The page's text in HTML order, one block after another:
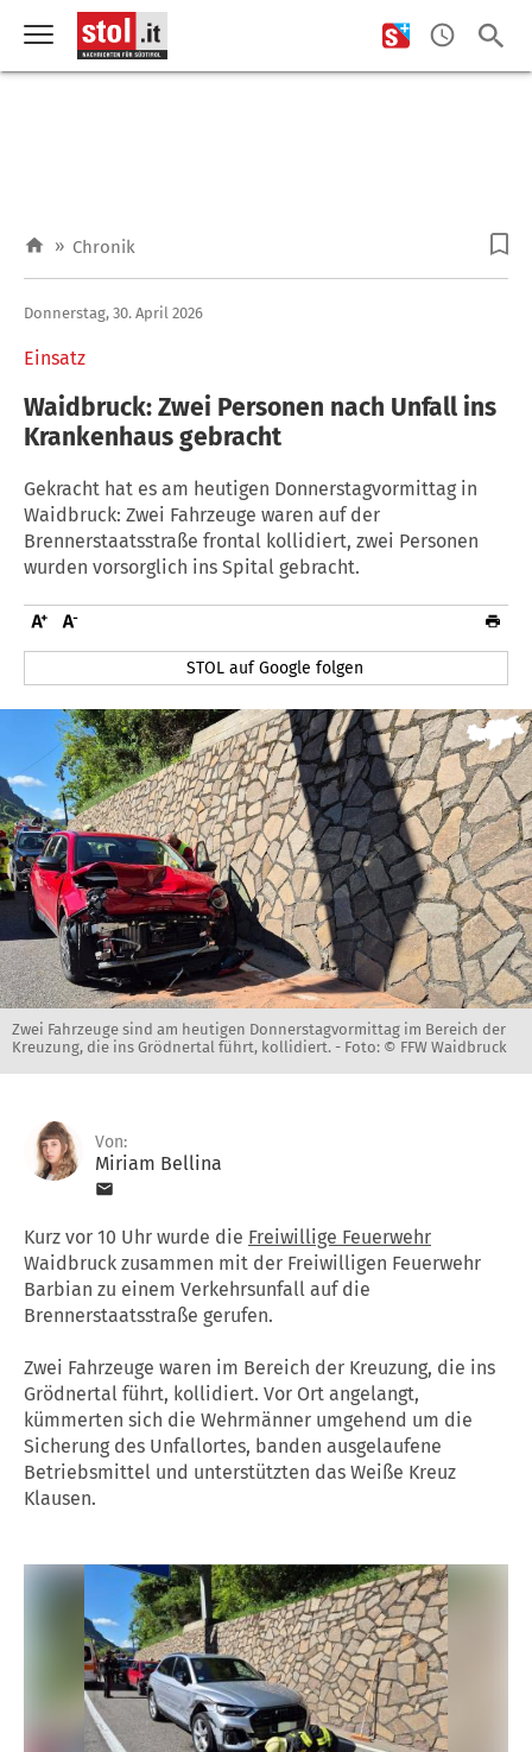
» Chronik
Einsatz
Donnerstag, 30. April 2026
Waidbruck: Zwei Personen nach Unfall ins
Krankenhaus gebracht
Gekracht hat es am heutigen Donnerstagvormittag in
Waidbruck: Zwei Fahrzeuge waren auf der
Brennerstaatsstraße frontal kollidiert, zwei Personen
wurden vorsorglich ins Spital gebracht.
STOL auf Google folgen
Zwei Fahrzeuge sind am heutigen Donnerstagvormittag im Bereich der
Kreuzung, die ins Grödnertal führt, kollidiert. - Foto: © FFW Waidbruck
Von:
Miriam Bellina
Kurz vor 10 Uhr wurde die Freiwillige Feuerwehr
Waidbruck zusammen mit der Freiwilligen Feuerwehr
Barbian zu einem Verkehrsunfall auf die
Brennerstaatsstraße gerufen.
Zwei Fahrzeuge waren im Bereich der Kreuzung, die ins
Grödnertal führt, kollidiert. Vor Ort angelangt,
kümmerten sich die Wehrmänner umgehend um die
Sicherung des Unfallortes, banden ausgelaufene
Betriebsmittel und unterstützten das Weiße Kreuz
Klausen.